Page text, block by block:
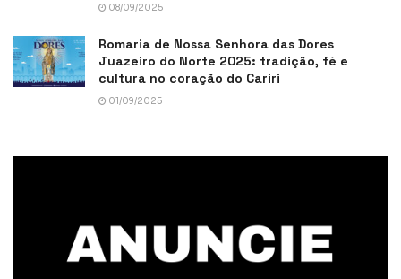
08/09/2025
Romaria de Nossa Senhora das Dores
Juazeiro do Norte 2025: tradição, fé e
cultura no coração do Cariri
01/09/2025